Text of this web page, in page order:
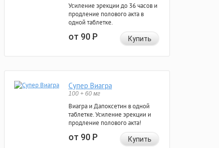
Усиление эрекции до 36 часов и
продление полового акта в
одной таблетке.
от 90Р Купить
Супер Виагра
100 + 60 мг
Виагра и Дапоксетин в одной
таблетке. Усиление эрекции и
продление полового акта!
от 90Р Купить